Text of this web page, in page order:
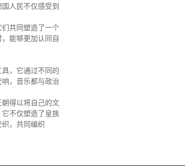
人民不仅感受到
共同塑造了一个
能够更加认同自
，它通过不同的
，音乐都与政治
得以将自己的文
不仅塑造了皇族
，共同编织